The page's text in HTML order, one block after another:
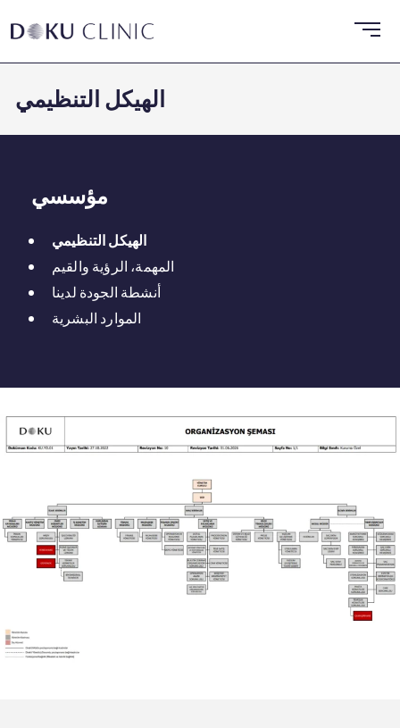
الهيكل التنظيمي
مؤسسي
الهيكل التنظيمي
المهمة، الرؤية والقيم
أنشطة الجودة لدينا
الموارد البشرية